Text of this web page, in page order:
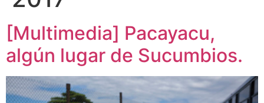
[Multimedia] Pacayacu,
algún lugar de Sucumbios.